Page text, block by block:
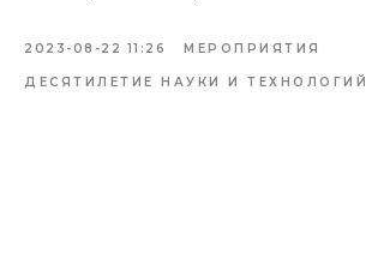
2023-08-22 11:26 МЕРОПРИЯТИЯ
ДЕСЯТИЛЕТИЕ НАУКИ И ТЕХНОЛОГИЙ